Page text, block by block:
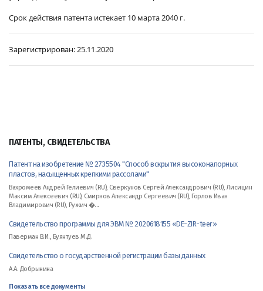
ПАТЕНТЫ, СВИДЕТЕЛЬСТВА
Патент на изобретение № 2735504 "Способ вскрытия высоконапорных
пластов, насыщенных крепкими рассолами"
Вахромеев Андрей Гелиевич (RU), Сверкунов Сергей Александрович (RU), Лисицин
Максим Алексеевич (RU), Смирнов Александр Сергеевич (RU), Горлов Иван
Владимирович (RU), Ружич �...
Свидетельство программы для ЭВМ № 2020618155 «DE-ZIR-teer»
Паверман В.И., Буянтуев М.Д.
Свидетельство о государственной регистрации базы данных
А.А. Добрынина
Показать все документы
Срок действия патента истекает 10 марта 2040 г.
Зарегистрирован:25.11.2020